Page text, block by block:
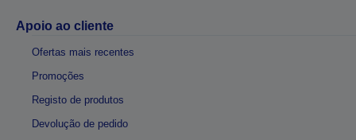
Apoio ao cliente
Ofertas mais recentes
Promoções
Registo de produtos
Devolução de pedido